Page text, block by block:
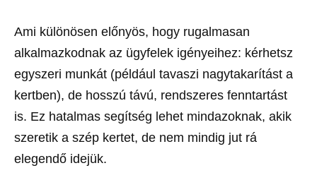
Ami különösen előnyös, hogy rugalmasan
alkalmazkodnak az ügyfelek igényeihez: kérhetsz
egyszeri munkát (például tavaszi nagytakarítást a
kertben), de hosszú távú, rendszeres fenntartást
is. Ez hatalmas segítség lehet mindazoknak, akik
szeretik a szép kertet, de nem mindig jut rá
elegendő idejük.